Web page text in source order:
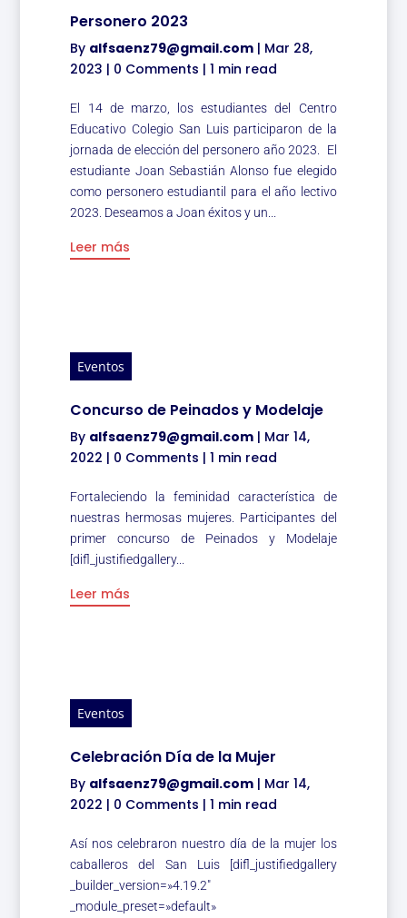
Personero 2023
By alfsaenz79@gmail.com | Mar 28,
2023 | 0 Comments |1 min read
El 14 de marzo, los estudiantes del Centro
Educativo Colegio San Luis participaron de la
jornada de elección del personero año 2023. El
estudiante Joan Sebastián Alonso fue elegido
como personero estudiantil para el año lectivo
2023. Deseamos a Joan éxitos y un...
Leer más
Eventos
Concurso de Peinados y Modelaje
By alfsaenz79@gmail.com | Mar 14,
2022 | 0 Comments |1 min read
Fortaleciendo la feminidad característica de
nuestras hermosas mujeres. Participantes del
primer concurso de Peinados y Modelaje
[difl_justifiedgallery...
Leer más
Eventos
Celebración Día de la Mujer
By alfsaenz79@gmail.com | Mar 14,
2022 | 0 Comments |1 min read
Así nos celebraron nuestro día de la mujer los
caballeros del San Luis [difl_justifiedgallery
_builder_version=»4.19.2″
_module_preset=»default»